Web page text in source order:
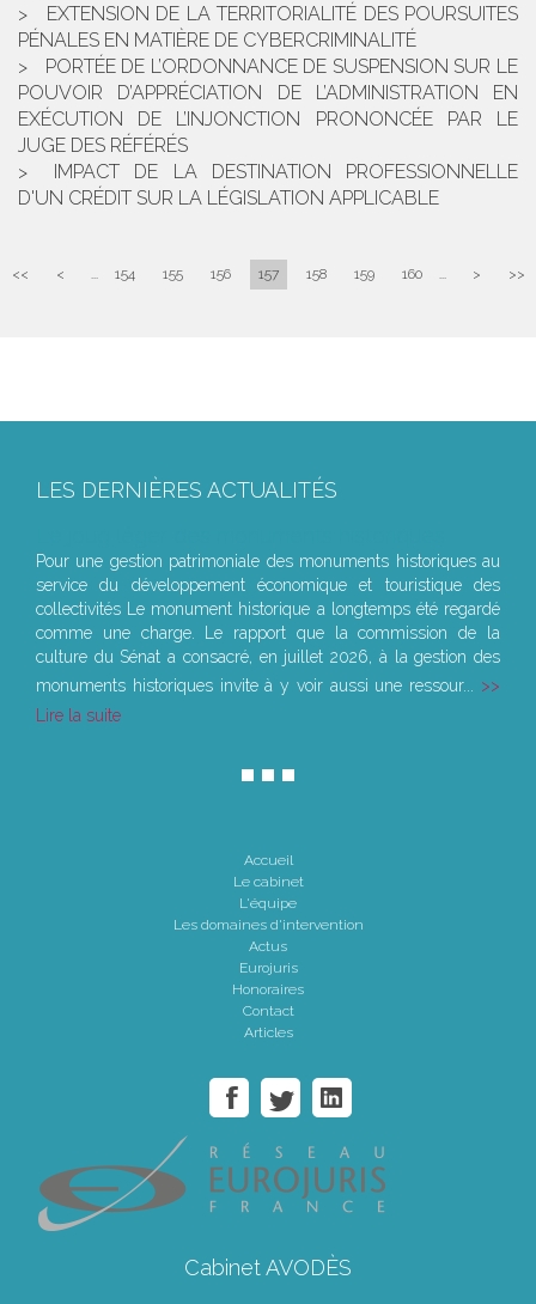
EXTENSION DE LA TERRITORIALITÉ DES POURSUITES
PÉNALES EN MATIÈRE DE CYBERCRIMINALITÉ
PORTÉE DE L’ORDONNANCE DE SUSPENSION SUR LE
POUVOIR D’APPRÉCIATION DE L’ADMINISTRATION EN
EXÉCUTION DE L’INJONCTION PRONONCÉE PAR LE
JUGE DES RÉFÉRÉS
IMPACT DE LA DESTINATION PROFESSIONNELLE
D'UN CRÉDIT SUR LA LÉGISLATION APPLICABLE
<< < ... 154 155 156 157 158 159 160 ... > >>
LES DERNIÈRES ACTUALITÉS
Pour une gestion patrimoniale des monuments historiques au
service du développement économique et touristique des
collectivités Le monument historique a longtemps été regardé
comme une charge. Le rapport que la commission de la
culture du Sénat a consacré, en juillet 2026, à la gestion des
monuments historiques invite à y voir aussi une ressour...
Lire la suite
Accueil
Le cabinet
L'équipe
Les domaines d'intervention
Actus
Eurojuris
Honoraires
Contact
Articles
Cabinet AVODÈS